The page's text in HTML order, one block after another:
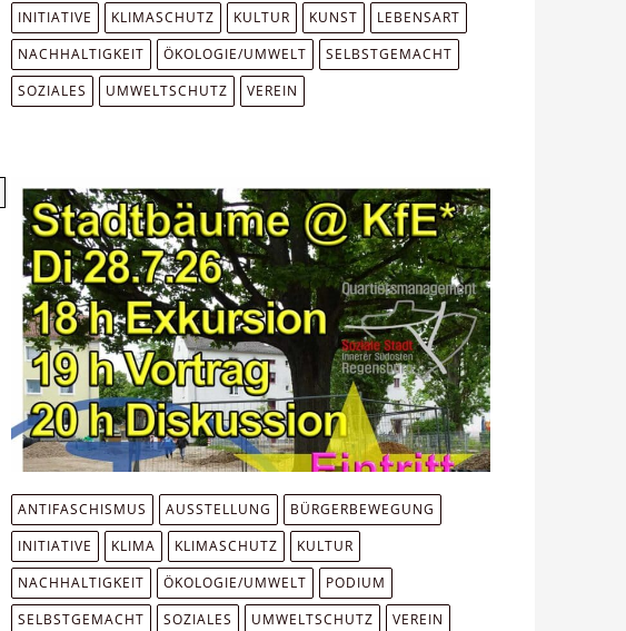
INITIATIVE
KLIMASCHUTZ KULTUR KUNST
LEBENSART
NACHHALTIGKEIT
ÖKOLOGIE/UMWELT
SELBSTGEMACHT
SOZIALES
UMWELTSCHUTZ VEREIN
ANTIFASCHISMUS AUSSTELLUNG
BÜRGERBEWEGUNG
INITIATIVE
KLIMA KLIMASCHUTZ
KULTUR
NACHHALTIGKEIT
ÖKOLOGIE/UMWELT
PODIUM
SELBSTGEMACHT
SOZIALES UMWELTSCHUTZ
VEREIN